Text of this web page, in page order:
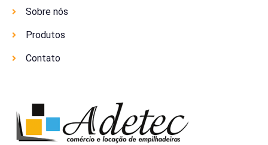
Sobre nós
Produtos
Contato